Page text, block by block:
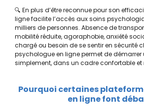
🔍 En plus d’être reconnue pour son
ligne facilite l’accès aux soins
milliers de personnes. Absence de
mobilité réduite, agoraphobie, anxiété
chargé ou besoin de se sentir en sécurité
psychologue en ligne permet de démarrer
simplement, dans un cadre confortable et
Pourquoi certaines
en ligne font